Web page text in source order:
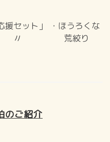
セット」 ・ほうろくな
・ 〃 荒絞り
のご紹介